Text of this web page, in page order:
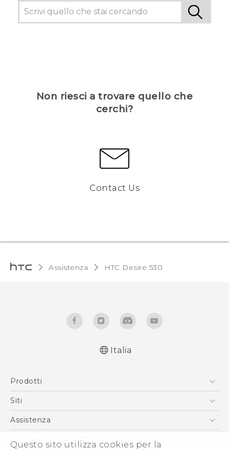
Questo sito utilizza cookies per la
Non riesci a trovare quello che
cerchi?
Contact Us
Assistenza HTC Desire 530‎
English - User manual
Italia
Prodotti
Smartphone
Vive
Accessori
Siti
HTC VIVE
Assistenza
Informazioni su HTC